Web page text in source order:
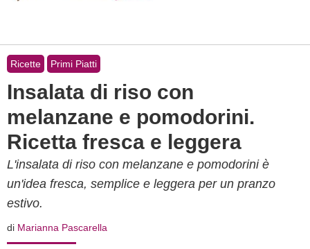
Ricette Primi Piatti
Insalata di riso con
melanzane e pomodorini.
Ricetta fresca e leggera
L'insalata di riso con melanzane e pomodorini è
un'idea fresca, semplice e leggera per un pranzo
estivo.
di Marianna Pascarella